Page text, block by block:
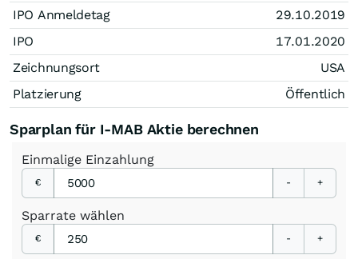
IPO Anmeldetag
29.10.2019
IPO
17.01.2020
Zeichnungsort
USA
Platzierung
Öffentlich
Sparplan für I-MAB Aktie berechnen
Einmalige Einzahlung
€ - +
Sparrate wählen
€ - +